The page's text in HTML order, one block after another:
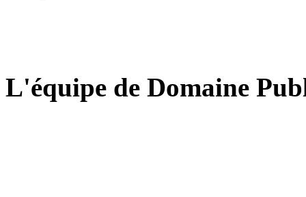
L'équipe de Domaine